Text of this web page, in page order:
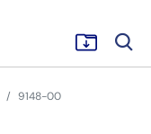
9148-00